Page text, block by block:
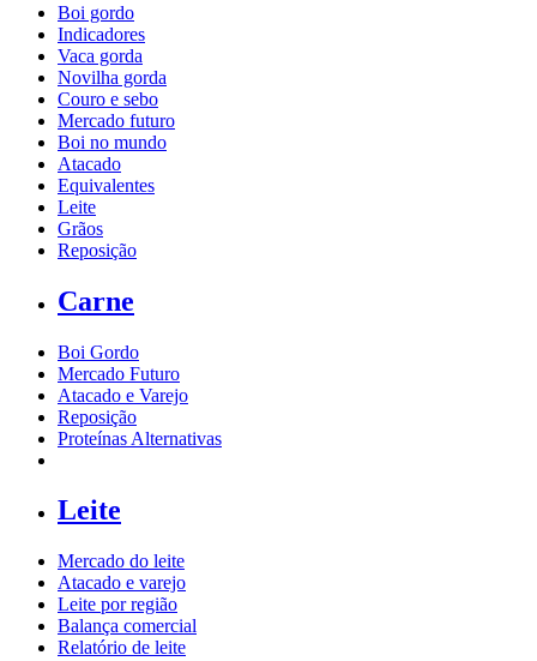
Boi gordo
Indicadores
Vaca gorda
Novilha gorda
Couro e sebo
Mercado futuro
Boi no mundo
Atacado
Equivalentes
Leite
Grãos
Reposição
Carne
Boi Gordo
Mercado Futuro
Atacado e Varejo
Reposição
Proteínas Alternativas
Leite
Mercado do leite
Atacado e varejo
Leite por região
Balança comercial
Relatório de leite